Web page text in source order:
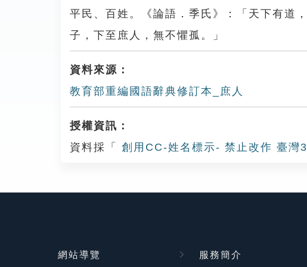
平民、百姓。《論語．季氏》：「天下有道
子，下至庶人，無不懼孤。」
資料來源：
教育部重編國語辭典修訂本_庶人
授權資訊：
資料採「
創用CC-姓名標示- 禁止改作 臺灣
網站導覽 服務簡介